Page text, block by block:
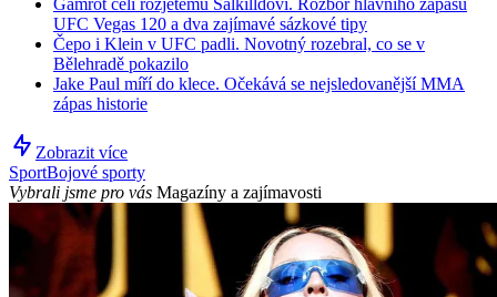
UFC Vegas 120 a dva zajímavé sázkové tipy
Čepo i Klein v UFC padli. Novotný rozebral, co se v
Bělehradě pokazilo
Jake Paul míří do klece. Očekává se nejsledovanější MMA
zápas historie
Zobrazit více
SportBojové sporty
Vybrali jsme pro vás Magazíny a zajímavosti